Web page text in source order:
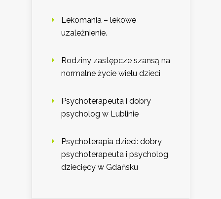
Lekomania – lekowe
uzależnienie.
Rodziny zastępcze szansą na
normalne życie wielu dzieci
Psychoterapeuta i dobry
psycholog w Lublinie
Psychoterapia dzieci: dobry
psychoterapeuta i psycholog
dziecięcy w Gdańsku